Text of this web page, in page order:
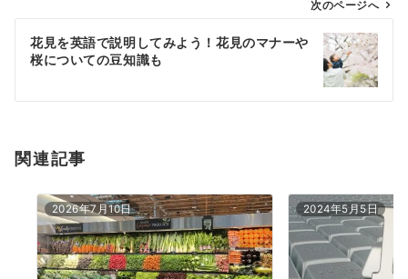
ン
次のページへ
花見を英語で説明してみよう！花見のマナーや
桜についての豆知識も
関連記事
2026年7月10日 2024年5月5日